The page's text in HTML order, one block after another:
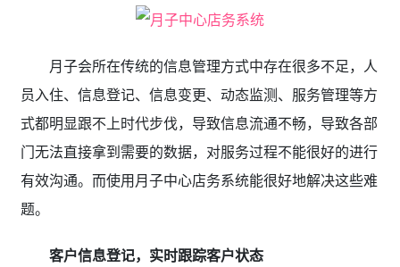
月子会所在传统的信息管理方式中存在很多不足，人
员入住、信息登记、信息变更、动态监测、服务管理等方
式都明显跟不上时代步伐，导致信息流通不畅，导致各部
门无法直接拿到需要的数据，对服务过程不能很好的进行
有效沟通。而使用月子中心店务系统能很好地解决这些难
题。
客户信息登记，实时跟踪客户状态